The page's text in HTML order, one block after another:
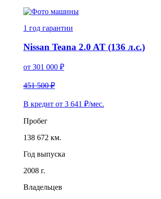
1 год гарантии
Nissan Teana 2.0 AT (136 л.с.)
от 301 000 ₽
451 500 ₽
В кредит от 3 641 ₽/мес.
Пробег
138 672 км.
Год выпуска
2008 г.
Владельцев